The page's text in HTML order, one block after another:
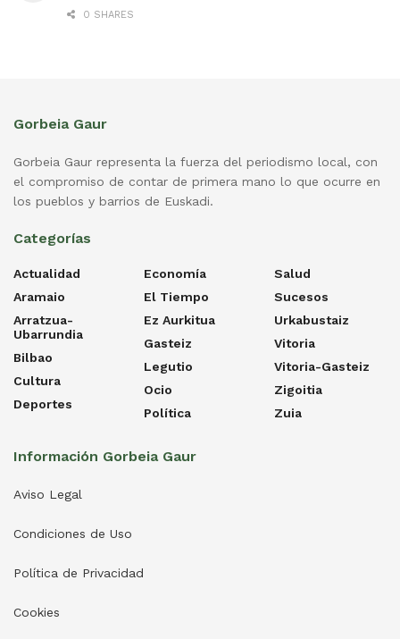
0 SHARES
Gorbeia Gaur
Gorbeia Gaur representa la fuerza del periodismo local, con
el compromiso de contar de primera mano lo que ocurre en
los pueblos y barrios de Euskadi.
Categorías
Actualidad
Aramaio
Arratzua-
Ubarrundia
Bilbao
Cultura
Deportes
Economía
El Tiempo
Ez Aurkitua
Gasteiz
Legutio
Ocio
Política
Salud
Sucesos
Urkabustaiz
Vitoria
Vitoria-Gasteiz
Zigoitia
Zuia
Información Gorbeia Gaur
Aviso Legal
Condiciones de Uso
Política de Privacidad
Cookies